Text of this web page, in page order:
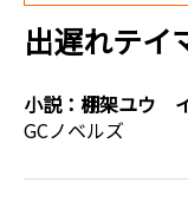
出遅れテイ
小説： 棚架ユウ
GCノベルズ